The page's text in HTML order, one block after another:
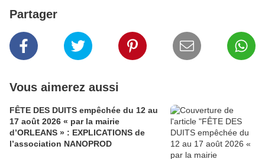
Partager
Vous aimerez aussi
FÊTE DES DUITS empêchée du 12 au
17 août 2026 « par la mairie
d’ORLEANS » : EXPLICATIONS de
l’association NANOPROD